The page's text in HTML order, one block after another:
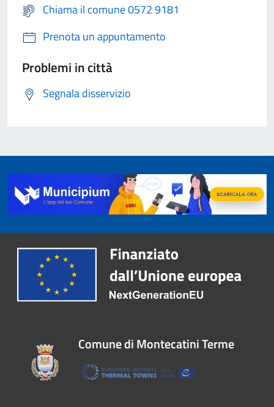
Chiama il comune 0572 9181
Prenota un appuntamento
Problemi in città
Segnala disservizio
Comune di Montecatini Terme